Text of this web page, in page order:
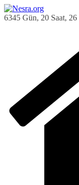
Skip
to
6345 Gün, 20 Saat,